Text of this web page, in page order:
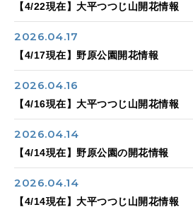
【4/22現在】大平つつじ山開花情報
2026.04.17
【4/17現在】野原公園開花情報
2026.04.16
【4/16現在】大平つつじ山開花情報
2026.04.14
【4/14現在】野原公園の開花情報
2026.04.14
【4/14現在】大平つつじ山開花情報